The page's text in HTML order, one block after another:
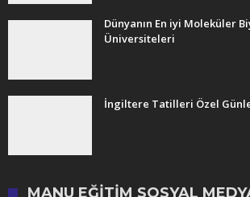
Dünyanın En iyi Moleküler
Üniversiteleri
İngiltere Tatilleri Özel
MANU EĞITIM SOSYAL